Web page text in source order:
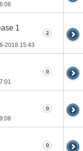
1
2018 15:43
2
0
0
0